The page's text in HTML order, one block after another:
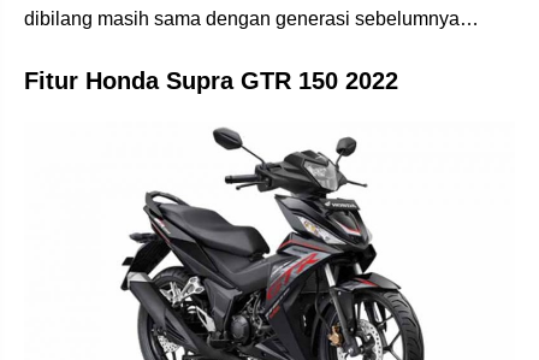
dibilang masih sama dengan generasi sebelumnya…
Fitur Honda Supra GTR 150 2022